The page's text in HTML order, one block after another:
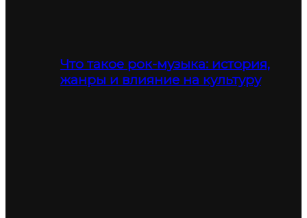
Что такое рок-музыка: история,
жанры и влияние на культуру